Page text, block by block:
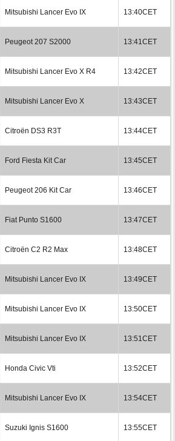
Mitsubishi Lancer Evo IX 13:40CET
Peugeot 207 S2000 13:41CET
Mitsubishi Lancer Evo X R4 13:42CET
Mitsubishi Lancer Evo X 13:43CET
Citroën DS3 R3T 13:44CET
Ford Fiesta Kit Car 13:45CET
Peugeot 206 Kit Car 13:46CET
Fiat Punto S1600 13:47CET
Citroën C2 R2 Max 13:48CET
Mitsubishi Lancer Evo IX 13:49CET
Mitsubishi Lancer Evo IX 13:50CET
Mitsubishi Lancer Evo IX 13:51CET
Honda Civic Vti 13:52CET
Mitsubishi Lancer Evo IX 13:54CET
Suzuki Ignis S1600 13:55CET